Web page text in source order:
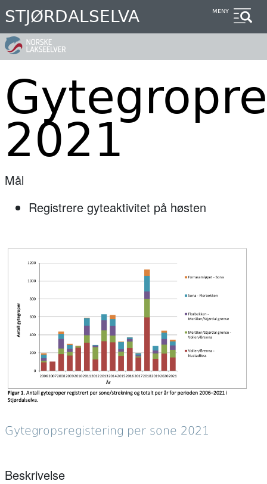
Hopp
til
hovedinnhold
STJØRDALSELVA MENY
2021
Mål
Registrere gyteaktivitet på høsten
Gytegropsregistering per sone 2021
Beskrivelse